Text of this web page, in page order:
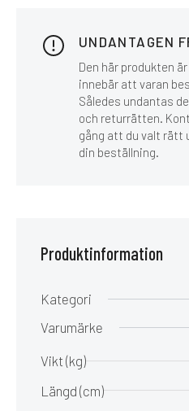
UNDANTAGEN
Den här produkten
innebär att varan
Således undantas
och returrätten.
gång att du valt rätt
din beställning.
Produktinformation
Kategori
Varumärke
Vikt (kg)
Längd (cm)